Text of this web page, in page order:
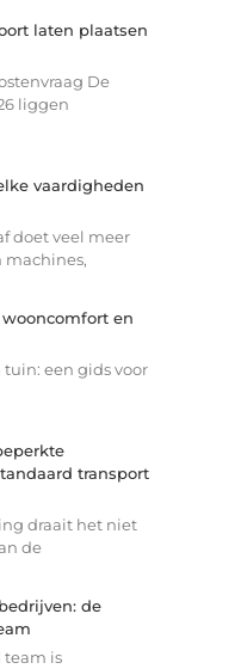
laten plaatsen
De
liggen
vaardigheden
doet veel meer
machines,
en
tuin: een gids voor
transport
draait het niet
de
de
team is